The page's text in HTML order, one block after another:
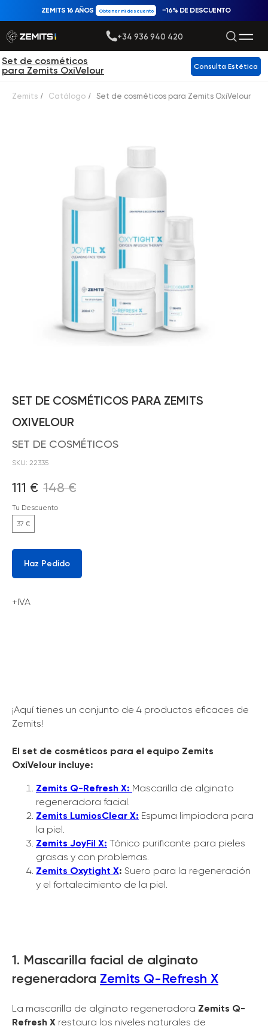
Obtener mi descuento
ZEMITS 16 AÑOS −16% DE DESCUENTO
+34 936 940 420
Set de cosméticos
para Zemits OxiVelour
Consulta Estética
Zemits / Catálogo / Set de cosméticos para Zemits OxiVelour
SET DE COSMÉTICOS PARA ZEMITS
OXIVELOUR
SET DE COSMÉTICOS
SKU: 22335
111 € 148 €
Tu Descuento
37 €
Haz Pedido
+IVA
¡Aquí tienes un conjunto de 4 productos eficaces de
Zemits!
El set de cosméticos para el equipo Zemits
OxiVelour incluye:
Zemits Q-Refresh X: Mascarilla de alginato
regeneradora facial.
Zemits LumiosClear X: Espuma limpiadora para
la piel.
Zemits JoyFil X: Tónico purificante para pieles
grasas y con problemas.
Zemits Oxytight X: Suero para la regeneración
y el fortalecimiento de la piel.
1. Mascarilla facial de alginato
regeneradora Zemits Q-Refresh X
La mascarilla de alginato regeneradora Zemits Q-
Refresh X restaura los niveles naturales de